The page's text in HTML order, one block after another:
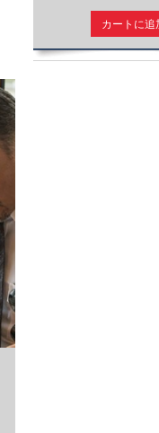
カートに追